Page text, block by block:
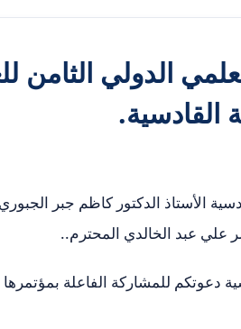
الدولي الثامن
القادسية.
الأستاذ الدكتور كاظم جبر
علي عبد الخالدي المحترم..
دعوتكم للمشاركة الفاعلة بمؤتمرها